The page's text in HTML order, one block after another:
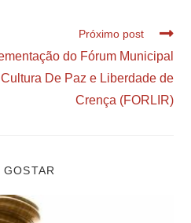
Próximo post
do Fórum Municipal
De Paz e Liberdade de
Crença (FORLIR)